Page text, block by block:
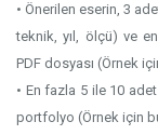
• Önerilen eserin, 3
teknik, yıl, ölçü) ve
PDF dosyası (Örnek
• En fazla 5 ile 10
portfolyo (Örnek için